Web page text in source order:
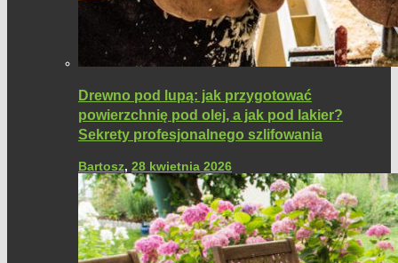
Drewno pod lupą: jak przygotować
powierzchnię pod olej, a jak pod lakier?
Sekrety profesjonalnego szlifowania
Bartosz, 28 kwietnia 2026